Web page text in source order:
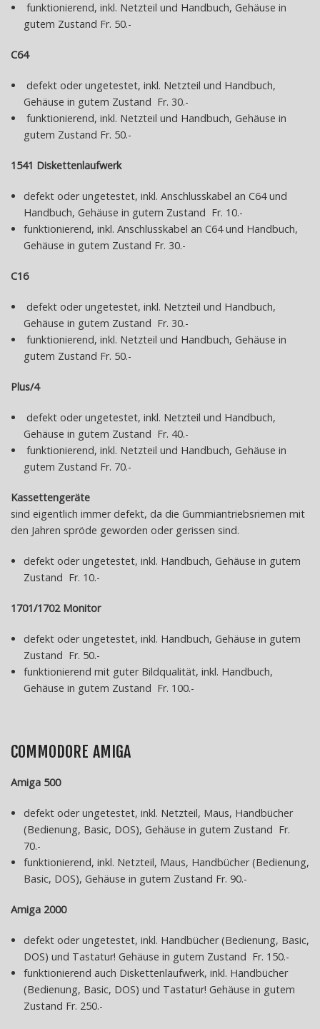
ONLINE
ÜBER
MICH
KONTAKT
UNSER
QUARTIER
micromania
computer
know-
Dominik
Schläpfer
Brühlbleichestrasse
9000
Gallen
Schweiz
+41
71
244
20
info@micromania.ch
CFML,
JS
Programmierung
Computer-
und
und
E-
Mail
Hosting
funktionierend, inkl. Netzteil und Handbuch, Gehäuse in
gutem Zustand Fr. 50.-
C64
defekt oder ungetestet, inkl. Netzteil und Handbuch,
Gehäuse in gutem Zustand Fr. 30.-
funktionierend, inkl. Netzteil und Handbuch, Gehäuse in
gutem Zustand Fr. 50.-
1541 Diskettenlaufwerk
defekt oder ungetestet, inkl. Anschlusskabel an C64 und
Handbuch, Gehäuse in gutem Zustand Fr. 10.-
funktionierend, inkl. Anschlusskabel an C64 und Handbuch,
Gehäuse in gutem Zustand Fr. 30.-
C16
defekt oder ungetestet, inkl. Netzteil und Handbuch,
Gehäuse in gutem Zustand Fr. 30.-
funktionierend, inkl. Netzteil und Handbuch, Gehäuse in
gutem Zustand Fr. 50.-
Plus/4
defekt oder ungetestet, inkl. Netzteil und Handbuch,
Gehäuse in gutem Zustand Fr. 40.-
funktionierend, inkl. Netzteil und Handbuch, Gehäuse in
gutem Zustand Fr. 70.-
Kassettengeräte
sind eigentlich immer defekt, da die Gummiantriebsriemen mit
den Jahren spröde geworden oder gerissen sind.
defekt oder ungetestet, inkl. Handbuch, Gehäuse in gutem
Zustand Fr. 10.-
1701/1702 Monitor
defekt oder ungetestet, inkl. Handbuch, Gehäuse in gutem
Zustand Fr. 50.-
funktionierend mit guter Bildqualität, inkl. Handbuch,
Gehäuse in gutem Zustand Fr. 100.-
COMMODORE AMIGA
Amiga 500
defekt oder ungetestet, inkl. Netzteil, Maus, Handbücher
(Bedienung, Basic, DOS), Gehäuse in gutem Zustand Fr.
70.-
funktionierend, inkl. Netzteil, Maus, Handbücher (Bedienung,
Basic, DOS), Gehäuse in gutem Zustand Fr. 90.-
Amiga 2000
defekt oder ungetestet, inkl. Handbücher (Bedienung, Basic,
DOS) und Tastatur! Gehäuse in gutem Zustand Fr. 150.-
funktionierend auch Diskettenlaufwerk, inkl. Handbücher
(Bedienung, Basic, DOS) und Tastatur! Gehäuse in gutem
Zustand Fr. 250.-